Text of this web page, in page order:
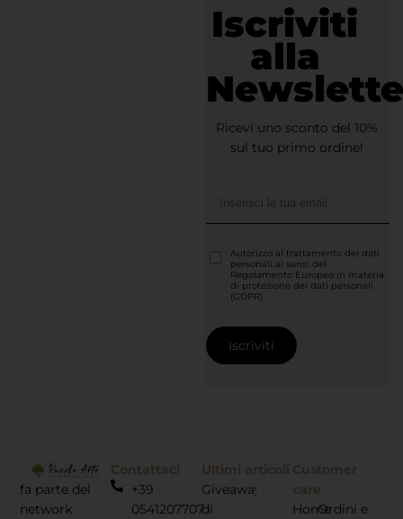
Iscriviti
alla
Ricevi uno sconto del 10%
sul tuo primo ordine!
Autorizzo al trattamento dei dati
personali ai sensi del
Regolamento Europeo in materia
di protezione dei dati personali
(GDPR)
fa parte del
network
Contattaci
+39
0541207707
Ultimi articoli
Giveaway
di
Customer
care
HomeOrdini e